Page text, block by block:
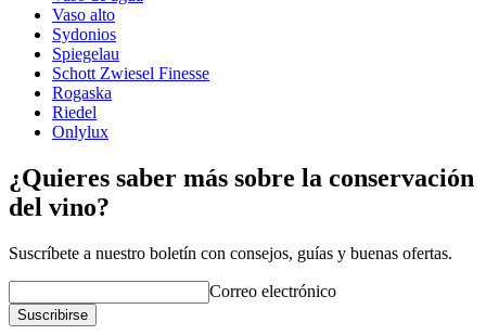
Decanter elegante y sin procesar de una marca líder en vidrio.
Hecho a mano
Fabricado con cristal de titanio de Zwiesel para una
resistencia y durabilidad superiores.
Lee nuestros consejos sobre cómo lavar las copas de vino aquí
GrabadoNo
Vaso alto
Sydonios
Spiegelau
Schott Zwiesel Finesse
Rogaska
Riedel
Onlylux
¿Quieres saber más sobre la conservación
del vino?
Suscríbete a nuestro boletín con consejos, guías y buenas ofertas.
Correo electrónico
Suscribirse